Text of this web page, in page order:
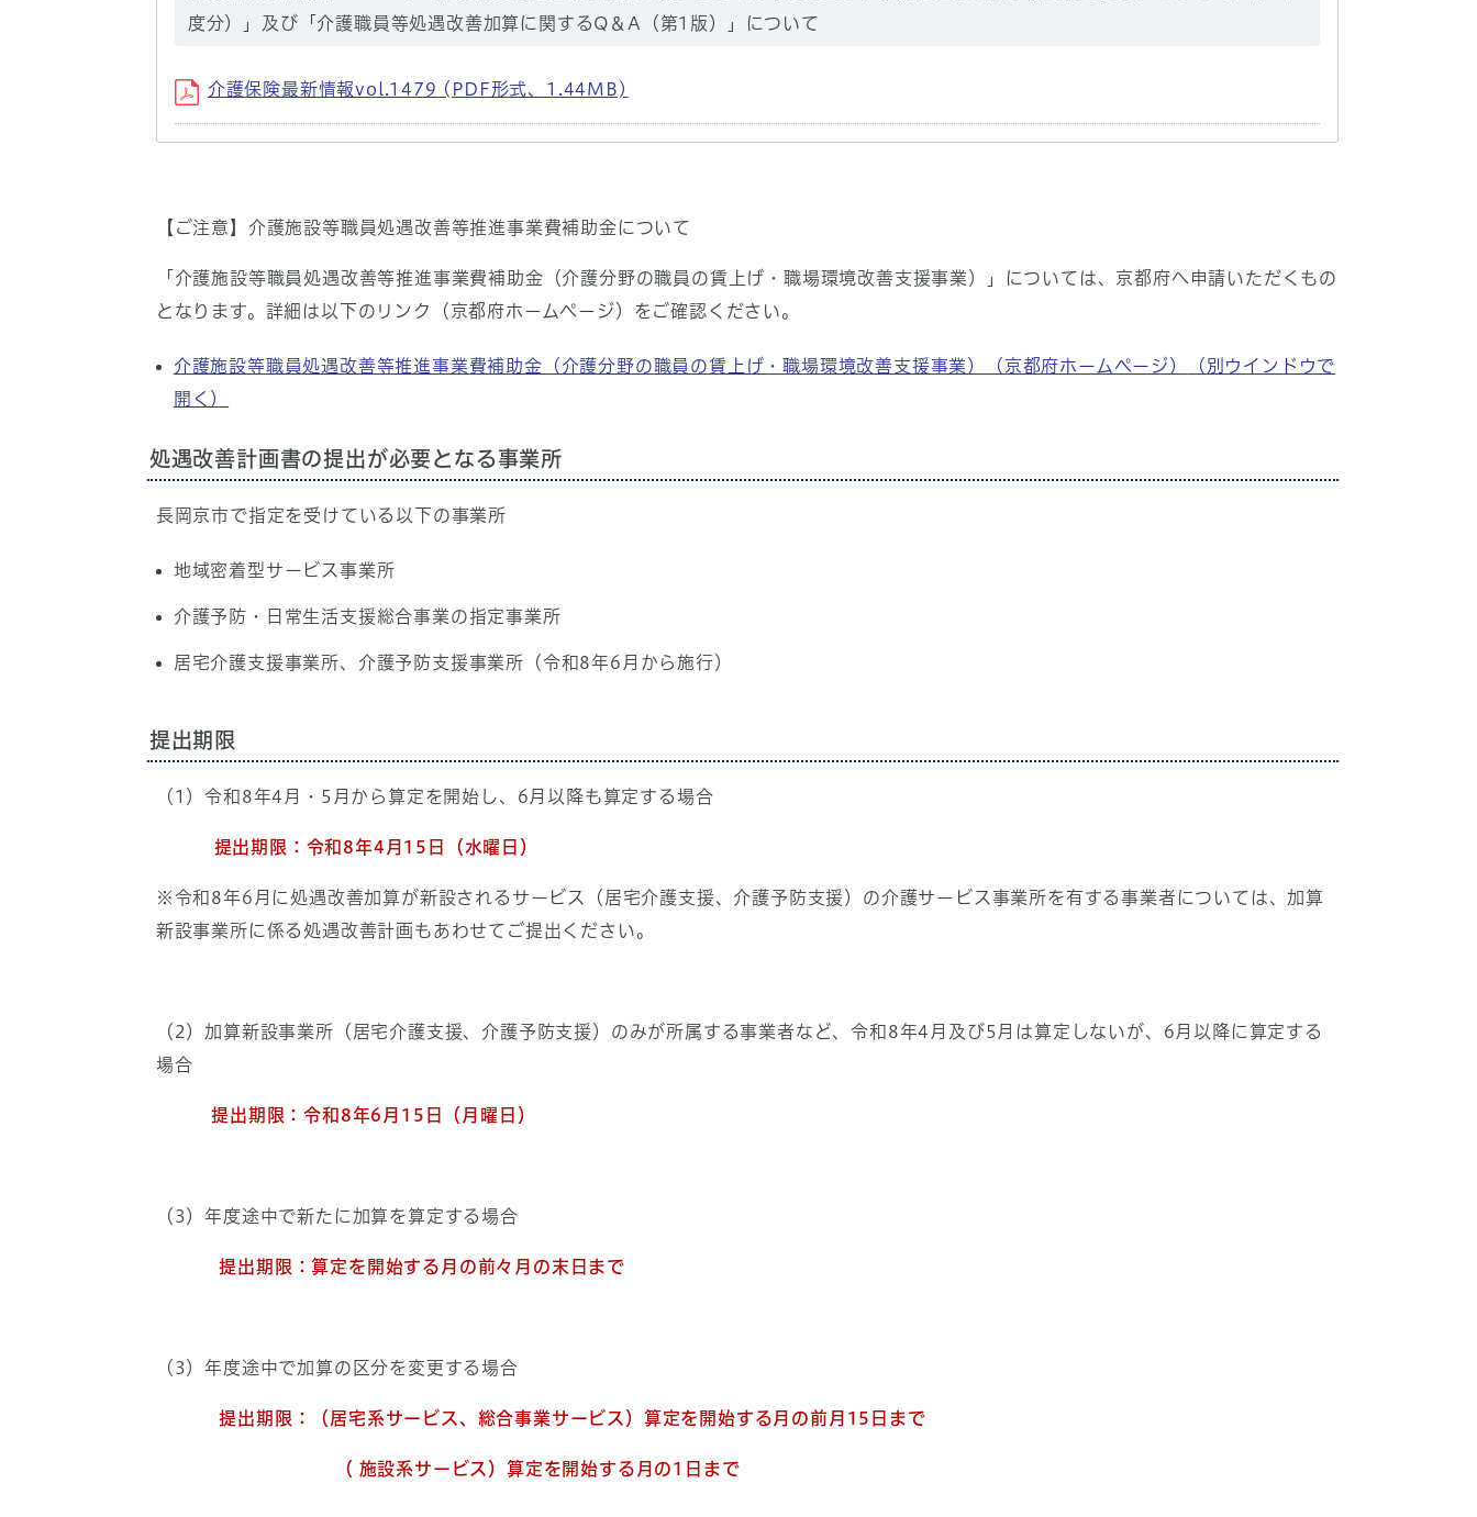
度分）」及び「介護職員等処遇改善加算に関するQ＆A（第1版）」について
介護保険最新情報vol.1479 (PDF形式、1.44MB)
【ご注意】介護施設等職員処遇改善等推進事業費補助金について
「介護施設等職員処遇改善等推進事業費補助金（介護分野の職員の賃上げ・職場環境改善支援事業）」については、京都府へ申請いただくもの
となります。詳細は以下のリンク（京都府ホームページ）をご確認ください。
介護施設等職員処遇改善等推進事業費補助金（介護分野の職員の賃上げ・職場環境改善支援事業）（京都府ホームページ）
（別ウインドウで
開く）
処遇改善計画書の提出が必要となる事業所
長岡京市で指定を受けている以下の事業所
地域密着型サービス事業所
介護予防・日常生活支援総合事業の指定事業所
居宅介護支援事業所、介護予防支援事業所（令和8年6月から施行）
提出期限
（1）令和8年4月・5月から算定を開始し、6月以降も算定する場合
提出期限： 令和8年4月15日（水曜日）
※令和8年6月に処遇改善加算が新設されるサービス（居宅介護支援、介護予防支援）の介護サービス事業所を有する事業者については、加算
新設事業所に係る処遇改善計画もあわせてご提出ください。
（2）加算新設事業所（居宅介護支援、介護予防支援）のみが所属する事業者など、令和8年4月及び5月は算定しないが、6月以降に算定する
場合
提出期限：令和8年6月15日（月曜日）
（3）年度途中で新たに加算を算定する場合
提出期限：算定を開始する月の前々月の末日まで
（3）年度途中で加算の区分を変更する場合
提出期限：（ 居宅系サービス、総合事業サービス）算定を開始する月の前月15日まで
（ 施設系サービス）算定を開始する月の1日まで